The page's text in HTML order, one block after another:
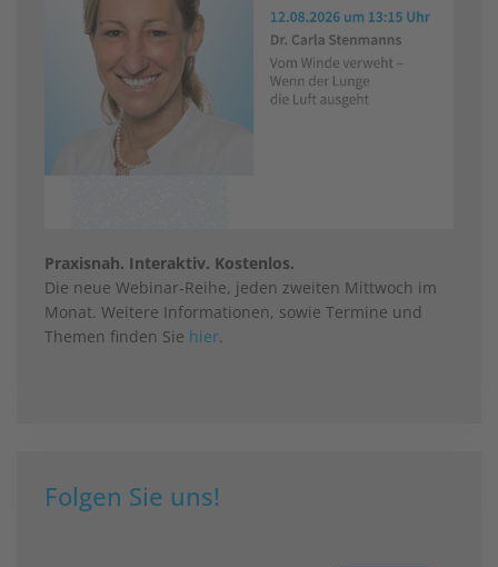
Praxisnah. Interaktiv. Kostenlos.
Die neue Webinar-Reihe, jeden zweiten Mittwoch im
Monat. Weitere Informationen, sowie Termine und
Themen finden Sie hier.
Folgen Sie uns!